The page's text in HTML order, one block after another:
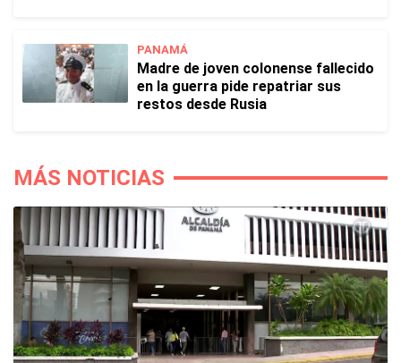
PANAMÁ
Madre de joven colonense fallecido
en la guerra pide repatriar sus
restos desde Rusia
MÁS NOTICIAS